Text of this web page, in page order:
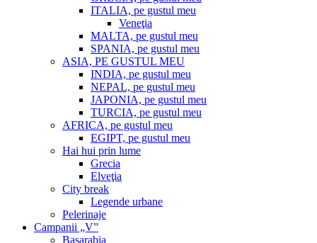
ITALIA, pe gustul meu
Veneţia
MALTA, pe gustul meu
SPANIA, pe gustul meu
ASIA, PE GUSTUL MEU
INDIA, pe gustul meu
NEPAL, pe gustul meu
JAPONIA, pe gustul meu
TURCIA, pe gustul meu
AFRICA, pe gustul meu
EGIPT, pe gustul meu
Hai hui prin lume
Grecia
Elveţia
City break
Legende urbane
Pelerinaje
Campanii „V”
Basarabia